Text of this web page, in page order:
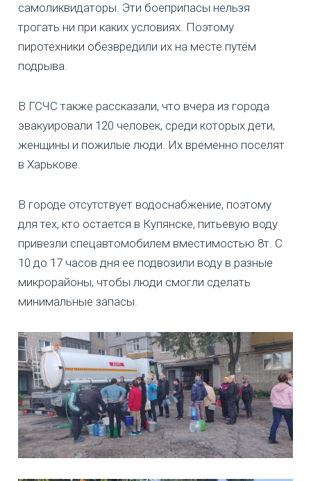
самоликвидаторы. Эти боеприпасы нельзя
трогать ни при каких условиях. Поэтому
пиротехники обезвредили их на месте путём
подрыва.
В ГСЧС также рассказали, что вчера из города
эвакуировали 120 человек, среди которых дети,
женщины и пожилые люди. Их временно поселят
в Харькове.
В городе отсутствует водоснабжение, поэтому
для тех, кто остается в Купянске, питьевую воду
привезли спецавтомобилем вместимостью 8т. С
10 до 17 часов дня ее подвозили воду в разные
микрорайоны, чтобы люди смогли сделать
минимальные запасы.